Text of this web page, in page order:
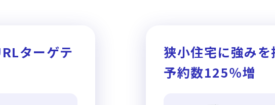
ターゲテ
狭小住宅に強み
予約数125％増